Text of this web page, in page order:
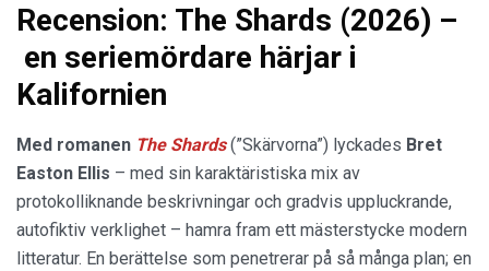
Recension: The Shards (2026) –
en seriemördare härjar i
Kalifornien
Med romanen The Shards(”Skärvorna”) lyckades Bret
Easton Ellis – med sin karaktäristiska mix av
protokolliknande beskrivningar och gradvis uppluckrande,
autofiktiv verklighet – hamra fram ett mästerstycke modern
litteratur. En berättelse som penetrerar på så många plan; en